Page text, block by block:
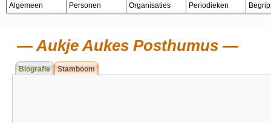
Algemeen Personen Organisaties Periodieken
Aukje Aukes Posthumus
Biografie Stamboom